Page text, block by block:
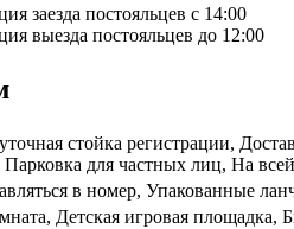
заезда постояльцев с 14:00
выезда постояльцев до 12:00
стойка регистрации,
Парковка для частных лиц, На
в номер, Упакованные
Детская игровая